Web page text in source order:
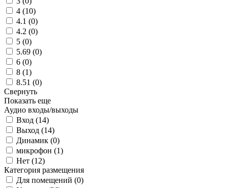
4 (10)
4.1 (0)
4.2 (0)
5 (0)
5.69 (0)
6 (0)
8 (1)
8.51 (0)
Свернуть
Показать еще
Аудио входы/выходы
Вход (14)
Выход (14)
Динамик (0)
микрофон (1)
Нет (12)
Категория размещения
Для помещений (0)